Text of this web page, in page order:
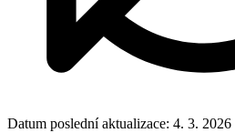
Datum poslední aktualizace: 4. 3. 2026